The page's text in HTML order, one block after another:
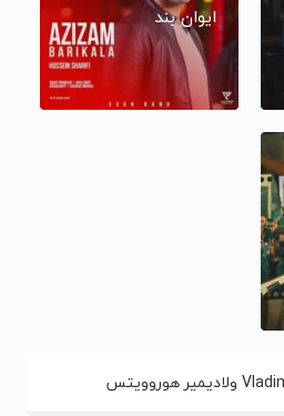
ایوان بند